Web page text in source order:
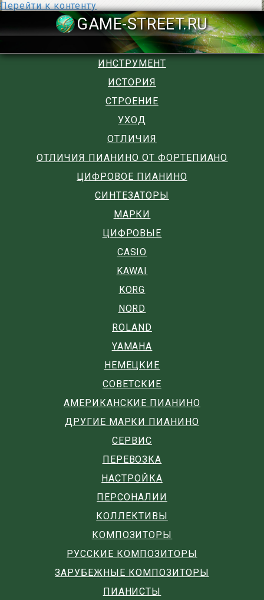
Перейти к контенту
GAME-
ИНСТРУМЕНТ
ИСТОРИЯ
СТРОЕНИЕ
УХОД
ОТЛИЧИЯ
ОТЛИЧИЯ ПИАНИНО ОТ ФОРТЕПИАНО
ЦИФРОВОЕ ПИАНИНО
СИНТЕЗАТОРЫ
МАРКИ
ЦИФРОВЫЕ
CASIO
KAWAI
KORG
NORD
ROLAND
YAMAHA
НЕМЕЦКИЕ
СОВЕТСКИЕ
АМЕРИКАНСКИЕ ПИАНИНО
ДРУГИЕ МАРКИ ПИАНИНО
СЕРВИС
ПЕРЕВОЗКА
НАСТРОЙКА
ПЕРСОНАЛИИ
КОЛЛЕКТИВЫ
КОМПОЗИТОРЫ
РУССКИЕ КОМПОЗИТОРЫ
ЗАРУБЕЖНЫЕ КОМПОЗИТОРЫ
ПИАНИСТЫ